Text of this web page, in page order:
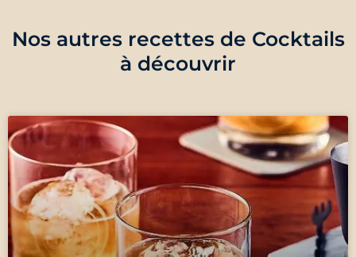
Nos autres recettes de Cocktails
à découvrir